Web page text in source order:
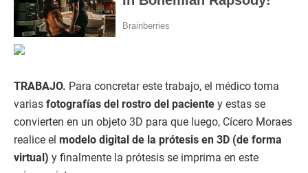
TRABAJO. Para concretar este trabajo, el médico toma
varias fotografías del rostro del paciente y estas se
convierten en un objeto 3D para que luego, Cícero Moraes
realice el modelo digital de la prótesis en 3D (de forma
virtual) y finalmente la prótesis se imprima en este